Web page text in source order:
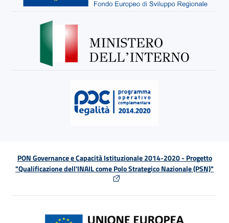
PON Governance e Capacità Istituzionale 2014-2020 - Progetto
"Qualificazione dell'INAIL come Polo Strategico Nazionale (PSN)"